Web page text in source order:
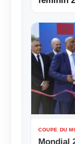
COUPE DU
Mondial